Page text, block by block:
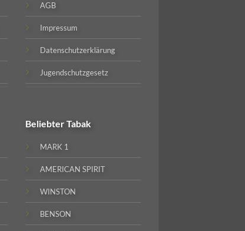
AGB
Impressum
Datenschutzerklärung
Jugendschutzgesetz
BeliebterTabak
MARK 1
AMERICAN SPIRIT
WINSTON
BENSON